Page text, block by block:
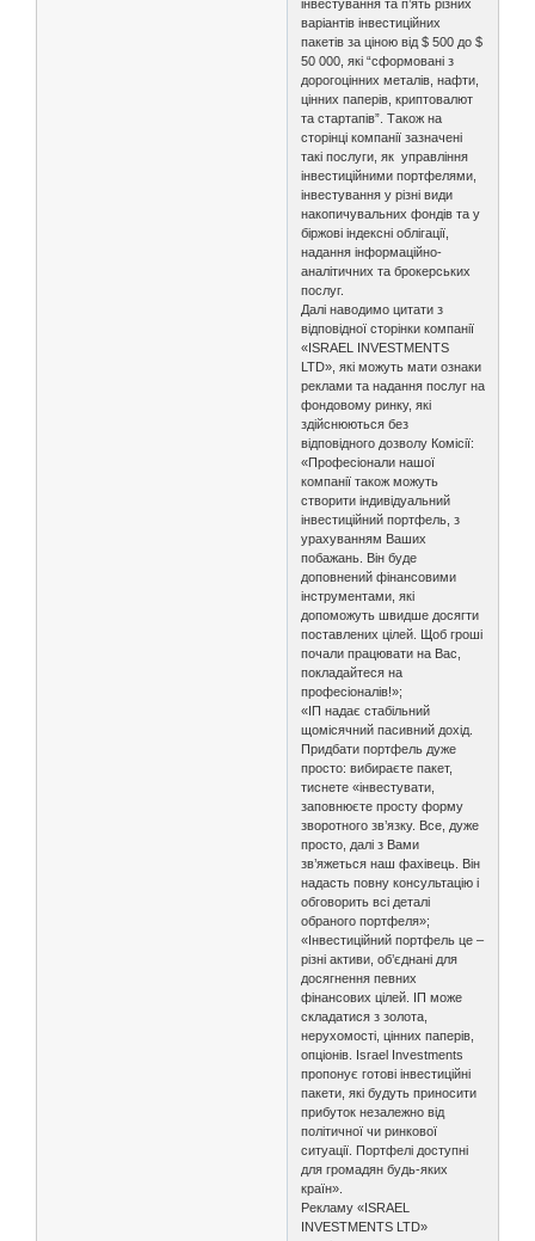
інвестування та п’ять різних
варіантів інвестиційних
пакетів за ціною від $ 500 до $
50 000, які “сформовані з
дорогоцінних металів, нафти,
цінних паперів, криптовалют
та стартапів”. Також на
сторінці компанії зазначені
такі послуги, як управління
інвестиційними портфелями,
інвестування у різні види
накопичувальних фондів та у
біржові індексні облігації,
надання інформаційно-
аналітичних та брокерських
послуг.
Далі наводимо цитати з
відповідної сторінки компанії
«ISRAEL INVESTMENTS
LTD», які можуть мати ознаки
реклами та надання послуг на
фондовому ринку, які
здійснюються без
відповідного дозволу Комісії:
«Професіонали нашої
компанії також можуть
створити індивідуальний
інвестиційний портфель, з
урахуванням Ваших
побажань. Він буде
доповнений фінансовими
інструментами, які
допоможуть швидше досягти
поставлених цілей. Щоб гроші
почали працювати на Вас,
покладайтеся на
професіоналів!»;
«ІП надає стабільний
щомісячний пасивний дохід.
Придбати портфель дуже
просто: вибираєте пакет,
тиснете «інвестувати,
заповнюєте просту форму
зворотного зв’язку. Все, дуже
просто, далі з Вами
зв’яжеться наш фахівець. Він
надасть повну консультацію і
обговорить всі деталі
обраного портфеля»;
«Інвестиційний портфель це –
різні активи, об’єднані для
досягнення певних
фінансових цілей. ІП може
складатися з золота,
нерухомості, цінних паперів,
опціонів. Israel Investments
пропонує готові інвестиційні
пакети, які будуть приносити
прибуток незалежно від
політичної чи ринкової
ситуації. Портфелі доступні
для громадян будь-яких
країн».
Рекламу «ISRAEL
INVESTMENTS LTD»